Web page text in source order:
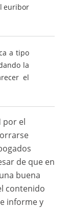
euribor
a tipo
la
el
por el
de que en
buena
contenido
informe y